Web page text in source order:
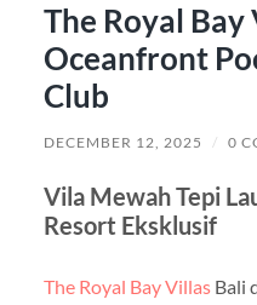
The Royal Bay
Oceanfront
Club
DECEMBER 12, 2025 / 0
Vila Mewah Tepi
Resort Eksklusif
The Royal Bay VillasBali